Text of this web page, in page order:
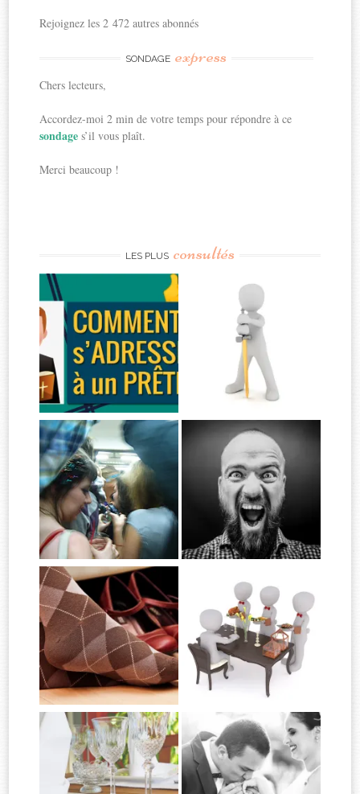
Rejoignez les 2 472 autres abonnés
SONDAGE express
Chers lecteurs,
Accordez-moi 2 min de votre temps pour répondre à ce
sondages’il vous plaît.
Merci beaucoup !
LES PLUS consultés